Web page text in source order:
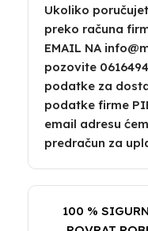
Ukoliko
preko računa
EMAIL NA
pozovite
podatke za
podatke firme
email adresu
predračun za
100 %